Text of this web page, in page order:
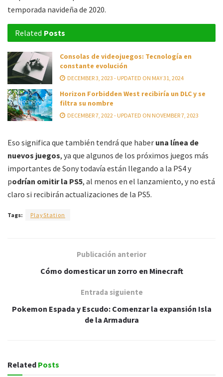
temporada navideña de 2020.
Related Posts
Consolas de videojuegos: Tecnología en
constante evolución
DECEMBER 3, 2023 - UPDATED ON MAY 31, 2024
Horizon Forbidden West recibiría un DLC y se
filtra su nombre
DECEMBER 7, 2022 - UPDATED ON NOVEMBER 7, 2023
Eso significa que también tendrá que haber una línea de
nuevos juegos, ya que algunos de los próximos juegos más
importantes de Sony todavía están llegando a la PS4 y
podrían omitir la PS5, al menos en el lanzamiento, y no está
claro si recibirán actualizaciones de la PS5.
Tags: PlayStation
Publicación anterior
Cómo domesticar un zorro en Minecraft
Entrada siguiente
Pokemon Espada y Escudo: Comenzar la expansión Isla
de la Armadura
Related Posts